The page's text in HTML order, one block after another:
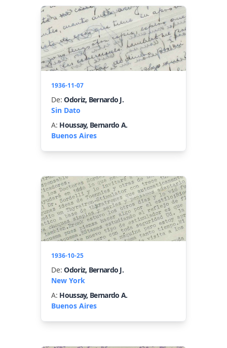
1936-11-07
De: Odoriz, Bernardo J.
Sin Dato
A: Houssay, Bernardo A.
Buenos Aires
1936-10-25
De: Odoriz, Bernardo J.
New York
A: Houssay, Bernardo A.
Buenos Aires